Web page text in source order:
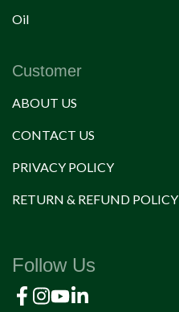
Oil
Customer
ABOUT US
CONTACT US
PRIVACY POLICY
RETURN & REFUND POLICY
Follow Us